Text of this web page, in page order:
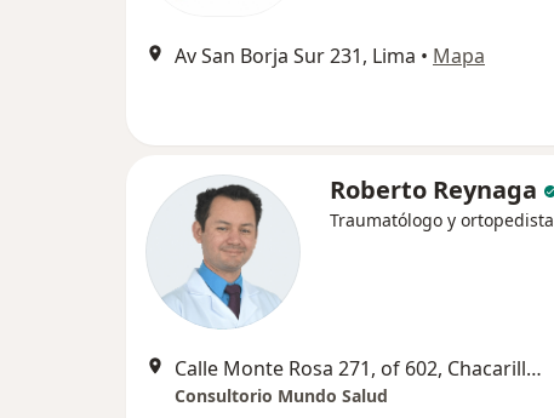
Av San Borja Sur 231, Lima • Mapa
Roberto Reynaga
Traumatólogo y ortopedista
Calle Monte Rosa 271, of 602, Chacarilla, Surco, Lima
Consultorio Mundo Salud